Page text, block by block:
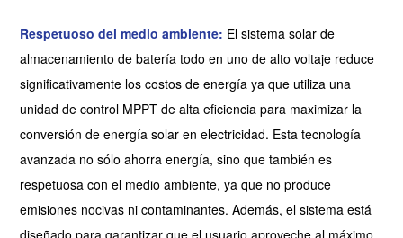
Respetuoso del medio ambiente: El sistema solar de
almacenamiento de batería todo en uno de alto voltaje reduce
significativamente los costos de energía ya que utiliza una
unidad de control MPPT de alta eficiencia para maximizar la
conversión de energía solar en electricidad. Esta tecnología
avanzada no sólo ahorra energía, sino que también es
respetuosa con el medio ambiente, ya que no produce
emisiones nocivas ni contaminantes. Además, el sistema está
diseñado para garantizar que el usuario aproveche al máximo